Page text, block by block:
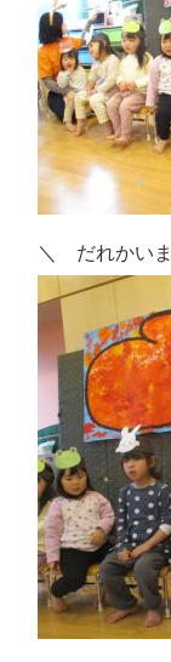
＼ だれかい